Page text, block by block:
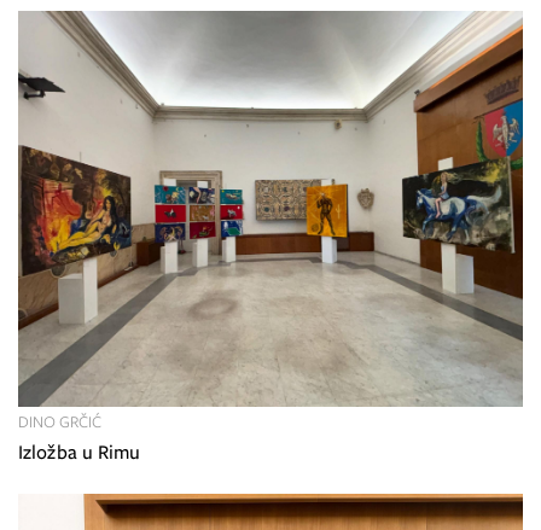
Izložba u Rimu
DINO GRČIĆ